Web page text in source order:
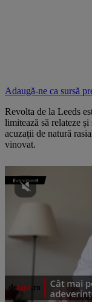
Adaugă-ne ca sursă
Revolta de la Leeds
limitează să relateze
acuzații de natură
vinovat.